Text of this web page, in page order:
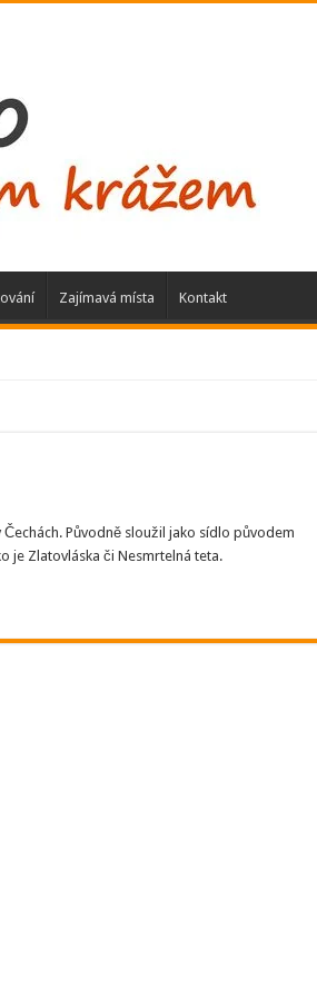
Zajímavá místa Kontakt
Původně sloužil jako sídlo původem
je Zlatovláska či Nesmrtelná teta.